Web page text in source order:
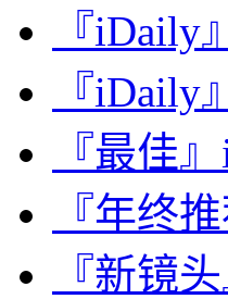
『iDaily
『iDaily
『最佳
『年终
『新镜